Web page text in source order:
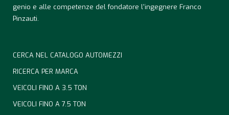
genio e alle competenze del fondatore l'ingegnere Franco
Pinzauti.
CERCA NEL CATALOGO AUTOMEZZI
RICERCA PER MARCA
VEICOLI FINO A 3.5 TON
VEICOLI FINO A 7.5 TON